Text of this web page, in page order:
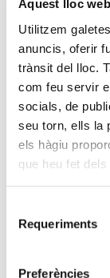
Aquest lloc
Utilitzem
anuncis, oferir
trànsit del lloc.
com feu servir
socials, de
seu torn, ells la
els hàgiu
que heu fet dels
Requeriments
Preferències
La base de
12, 13, 14 i
societats,
resultat
possibilitats
comptable.
Normes 13ª
1.1.- Actius i
1.3.-